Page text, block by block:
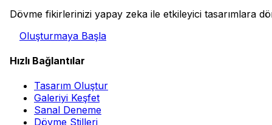
Dövme fikirlerinizi yapay zeka ile etkileyici tasarımlara
Oluşturmaya Başla
Hızlı Bağlantılar
Tasarım Oluştur
Galeriyi Keşfet
Sanal Deneme
Dövme Stilleri